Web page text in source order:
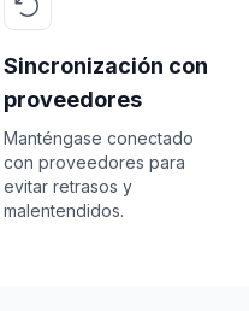
Sincronización con
proveedores
Manténgase conectado
con proveedores para
evitar retrasos y
malentendidos.